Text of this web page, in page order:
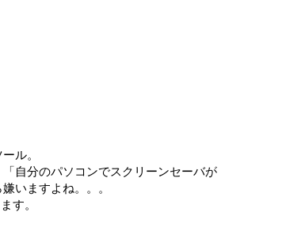
ル。
自分のパソコンでスクリーンセーバが
いますよね。。。
す。